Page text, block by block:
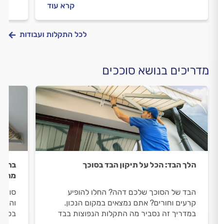
קרא עוד
לכל התקלות ועבודות
מדריכים בנושא סוככים
הלך הבד: הכל על תיקון הבד בסוכך
הבד של הסוכך שלכם דהה? החלו להופיע
קרעים וחורים? אתם נמצאים במקום הנכון.
במדריך זה נסביר מה התקלות הנפוצות בבד
והן
בכל